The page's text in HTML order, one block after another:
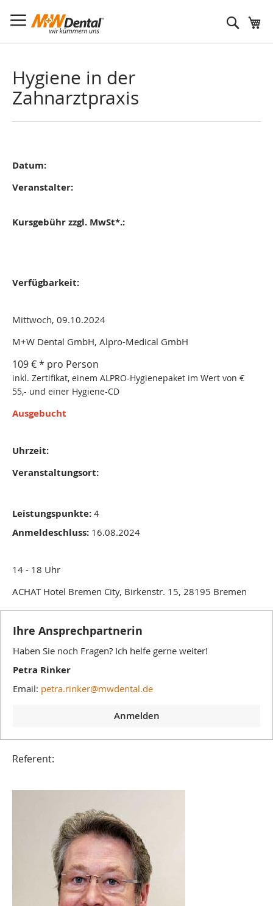
Suche
Hygiene in der
Zahnarztpraxis
Datum:
Veranstalter:
Kursgebühr zzgl. MwSt*.:
Verfügbarkeit:
Mittwoch, 09.10.2024
M+W Dental GmbH, Alpro-Medical GmbH
109 € * pro Person
inkl. Zertifikat, einem ALPRO-Hygienepaket im Wert von €
55,- und einer Hygiene-CD
Ausgebucht
Uhrzeit:
Veranstaltungsort:
Leistungspunkte: 4
Anmeldeschluss: 16.08.2024
14 - 18 Uhr
ACHAT Hotel Bremen City, Birkenstr. 15, 28195 Bremen
Ihre Ansprechpartnerin
Haben Sie noch Fragen? Ich helfe gerne weiter!
Petra Rinker
Email: petra.rinker@mwdental.de
Anmelden
Referent: